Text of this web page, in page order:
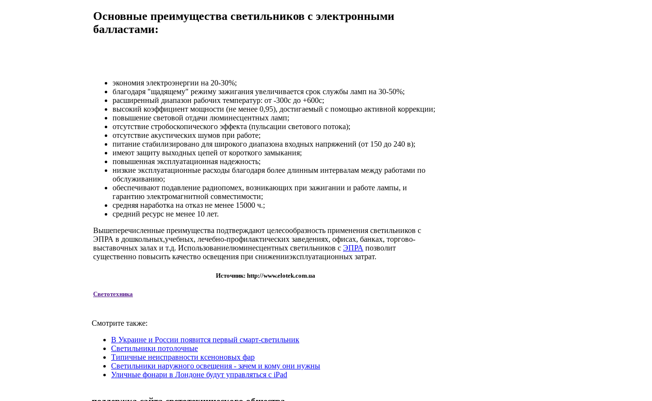
Основные преимущества светильников с электронными
балластами:
экономия электроэнергии на 20-30%;
благодаря "щадящему" режиму зажигания увеличивается срок службы ламп на 30-50%;
расширенный диапазон рабочих температур: от -300с до +600с;
высокий коэффициент мощности (не менее 0,95), достигаемый с помощью активной коррекции;
повышение световой отдачи люминесцентных ламп;
отсутствие стробоскопического эффекта (пульсации светового потока);
отсутствие акустических шумов при работе;
питание стабилизировано для широкого диапазона входных напряжений (от 150 до 240 в);
имеют защиту выходных цепей от короткого замыкания;
повышенная эксплуатационная надежность;
низкие эксплуатационные расходы благодаря более длинным интервалам между работами по
обслуживанию;
обеспечивают подавление радиопомех, возникающих при зажигании и работе лампы, и
гарантию электромагнитной совместимости;
средняя наработка на отказ не менее 15000 ч.;
средний ресурс не менее 10 лет.
Вышеперечисленные преимущества подтверждают целесообразность применения светильников с
ЭПРА в дошкольных,учебных, лечебно-профилактических заведениях, офисах, банках, торгово-
выставочных залах и т.д. Использованиелюминесцентных светильников с ЭПРА позволит
существенно повысить качество освещения при сниженииэксплуатационных затрат.
Источник: http://www.elotek.com.ua
Светотехника
Смотрите также:
В Украине и России появится первый смарт-светильник
Светильники потолочные
Типичные неисправности ксеноновых фар
Светильники наружного освещения - зачем и кому они нужны
Уличные фонари в Лондоне будут управляться с iPad